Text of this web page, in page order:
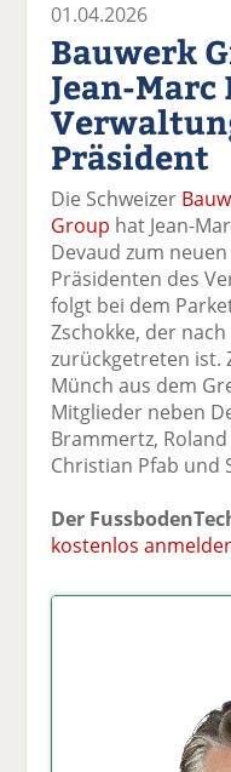
01.04.2026
Bauwerk
Jean-Marc
Präsident
Die Schweizer
Group hat Jean-
Devaud zum neuen
Präsidenten des
folgt bei dem
Zschokke, der
zurückgetreten ist.
Münch aus dem
Mitglieder neben
Brammertz,
Christian Pfab und
Der
kostenlos